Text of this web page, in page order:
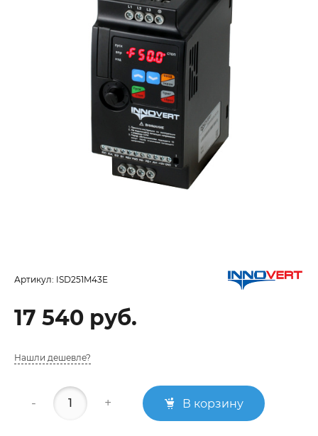
Артикул: ISD251M43E
17 540 руб.
Нашли дешевле?
- + В корзину